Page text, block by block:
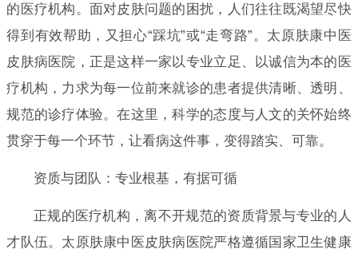
的医疗机构。面对皮肤问题的困扰，人们往往既渴望尽快
得到有效帮助，又担心“踩坑”或“走弯路”。太原肤康中医
皮肤病医院，正是这样一家以专业立足、以诚信为本的医
疗机构，力求为每一位前来就诊的患者提供清晰、透明、
规范的诊疗体验。在这里，科学的态度与人文的关怀始终
贯穿于每一个环节，让看病这件事，变得踏实、可靠。
资质与团队：专业根基，有据可循
正规的医疗机构，离不开规范的资质背景与专业的人
才队伍。太原肤康中医皮肤病医院严格遵循国家卫生健康